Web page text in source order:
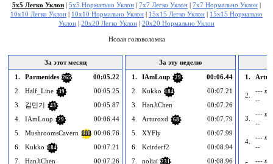
5x5 Легко Уклон | 5x5 Нормально Уклон | 7x7 Легко Уклон | 7x7 Нормально Уклон |
10x10 Легко Уклон | 10x10 Нормально Уклон | 15x15 Легко Уклон | 15x15 Нормально
Уклон | 20x20 Легко Уклон | 20x20 Нормально Уклон
Новая головоломка
За этот месяц
1.
Parmenides 265
00:05.22
2.
Half_Line 39
00:05.25
3.
김민기 43
00:05.87
4.
IAmLoup 29
00:06.44
5.
MushroomsCavern 118 00:06.76
6.
Kukko 184
00:07.21
7.
HanJiChen
00:07.26
За эту неделю
1.
IAmLoup 29
00:06.44
2.
Kukko 184
00:07.21
3.
HanJiChen
00:07.26
4.
Arturoxd 68
00:07.79
5.
XYFly
00:07.99
6.
Kcirderf2
00:08.94
7.
noliai 231
00:08.96
1.
2.
---
--
3.
---
--
4.
---
--
---